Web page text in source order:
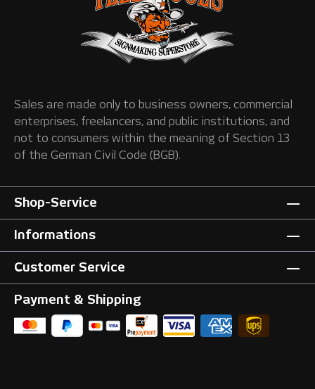
Sales are made only to business owners, commercial
enterprises, freelancers, and public institutions, and
not to consumers within the meaning of Section 13
of the German Civil Code (BGB).
Shop-Service
Informations
Customer Service
Payment & Shipping